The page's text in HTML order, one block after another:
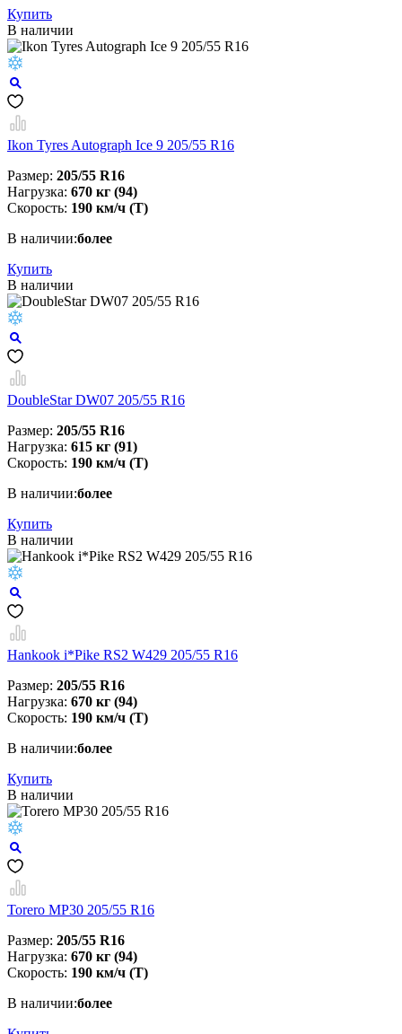
Купить
В наличии
Ikon Tyres Autograph Ice 9 205/55 R16
Размер: 205/55 R16
Нагрузка: 670 кг (94)
Скорость: 190 км/ч (T)
В наличии:более
Купить
В наличии
DoubleStar DW07 205/55 R16
Размер: 205/55 R16
Нагрузка: 615 кг (91)
Скорость: 190 км/ч (T)
В наличии:более
Купить
В наличии
Hankook i*Pike RS2 W429 205/55 R16
Размер: 205/55 R16
Нагрузка: 670 кг (94)
Скорость: 190 км/ч (T)
В наличии:более
Купить
В наличии
Torero MP30 205/55 R16
Размер: 205/55 R16
Нагрузка: 670 кг (94)
Скорость: 190 км/ч (T)
В наличии:более